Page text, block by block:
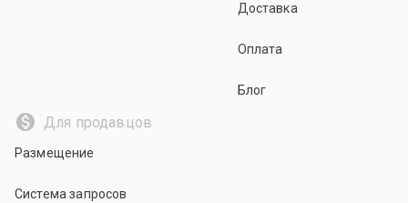
Доставка
Оплата
Блог
Для продавцов
Размещение
Система запросов